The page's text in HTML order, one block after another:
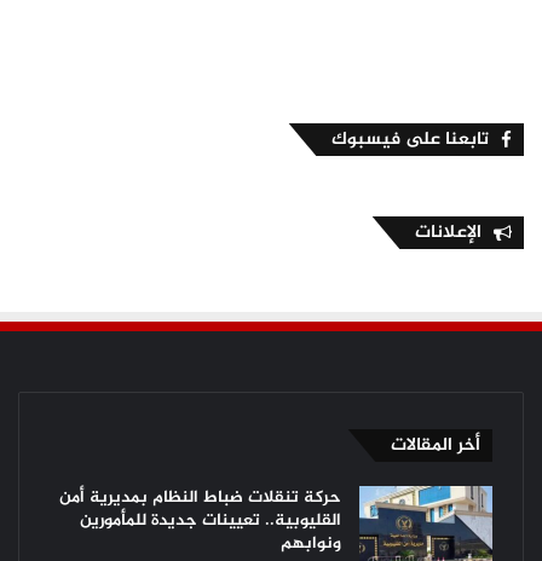
تابعنا على فيسبوك
الإعلانات
أخر المقالات
حركة تنقلات ضباط النظام بمديرية أمن
القليوبية.. تعيينات جديدة للمأمورين
ونوابهم